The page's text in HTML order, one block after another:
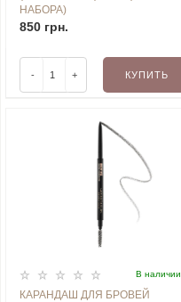
НАБОРА)
850 грн.
- + КУПИТЬ
В наличии
КАРАНДАШ ДЛЯ БРОВЕЙ